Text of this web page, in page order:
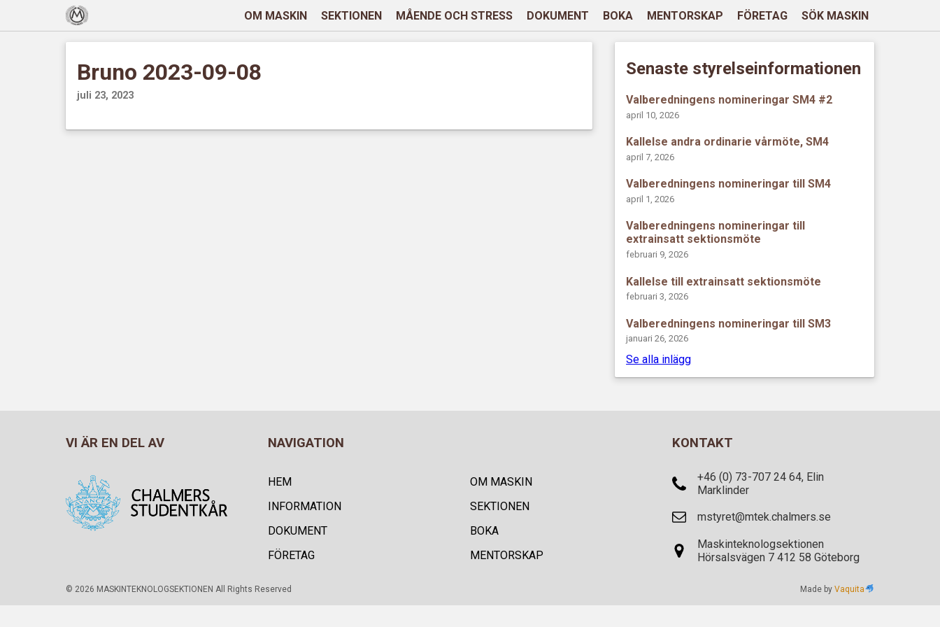
OM MASKIN SEKTIONEN MÅENDE OCH STRESS DOKUMENT BOKA MENTORSKAP FÖRETAG SÖK MASKIN
Bruno 2023-09-08
juli 23, 2023
Senaste styrelseinformationen
Valberedningens nomineringar SM4 #2
april 10, 2026
Kallelse andra ordinarie vårmöte, SM4
april 7, 2026
Valberedningens nomineringar till SM4
april 1, 2026
Valberedningens nomineringar till
extrainsatt sektionsmöte
februari 9, 2026
Kallelse till extrainsatt sektionsmöte
februari 3, 2026
Valberedningens nomineringar till SM3
januari 26, 2026
Se alla inlägg
VI ÄR EN DEL AV NAVIGATION
HEM
OM MASKIN
INFORMATION
SEKTIONEN
DOKUMENT
BOKA
FÖRETAG
MENTORSKAP
KONTAKT
+46 (0) 73-707 24 64, Elin
Marklinder
mstyret@mtek.chalmers.se
Maskinteknologsektionen
Hörsalsvägen 7 412 58 Göteborg
© 2026 MASKINTEKNOLOGSEKTIONEN All Rights Reserved Made byVaquita